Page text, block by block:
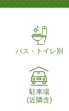
バス・トイレ別
駐車場
(近隣含)